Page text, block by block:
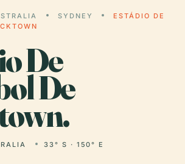
SYDNEY
ESTÁDIO DE
De
De
33° S · 150° E